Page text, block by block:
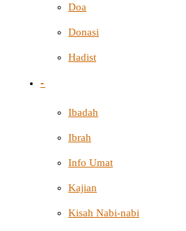
Doa
Donasi
Hadist
-
Ibadah
Ibrah
Info Umat
Kajian
Kisah Nabi-nabi